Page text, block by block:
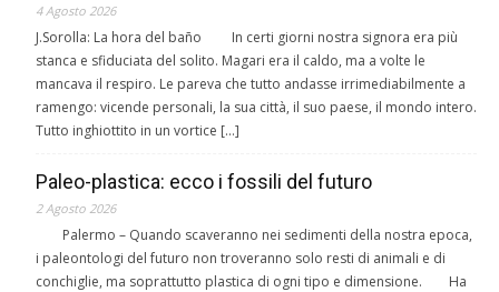
4 Agosto 2026
J.Sorolla: La hora del baño In certi giorni nostra signora era più
stanca e sfiduciata del solito. Magari era il caldo, ma a volte le
mancava il respiro. Le pareva che tutto andasse irrimediabilmente a
ramengo: vicende personali, la sua città, il suo paese, il mondo intero.
Tutto inghiottito in un vortice […]
Paleo-plastica: ecco i fossili del futuro
2 Agosto 2026
Palermo – Quando scaveranno nei sedimenti della nostra epoca,
i paleontologi del futuro non troveranno solo resti di animali e di
conchiglie, ma soprattutto plastica di ogni tipo e dimensione. Ha